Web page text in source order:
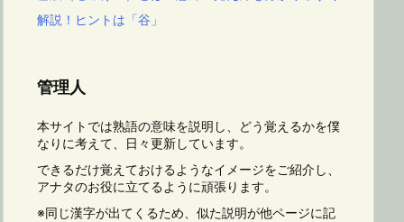
解説！ヒントは「谷」
管理人
本サイトでは熟語の意味を説明し、どう覚えるかを僕
なりに考えて、日々更新しています。
できるだけ覚えておけるようなイメージをご紹介し、
アナタのお役に立てるように頑張ります。
※同じ漢字が出てくるため、似た説明が他ページに記